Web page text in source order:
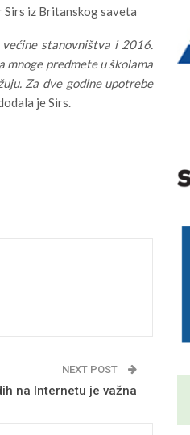
Sirs iz Britanskog saveta
stanovništva i 2016.
predmete u školama
Za dve godine upotrebe
je Sirs.
NEXT POST
na Internetu je važna